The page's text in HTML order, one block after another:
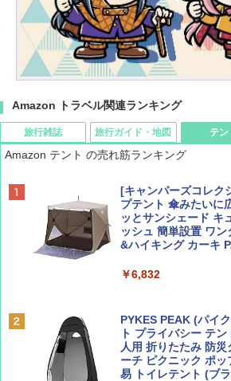
Amazon トラベル関連ランキング
旅行雑誌
ディズニーファン
誌] (ＤＩＳＮＥＹ
￥713
￥1,540
旅行ガイド・地図
D40 地球の歩き方 チ
力的な町 2026～
￥2,079
￥2,479
テン
Amazon テント の売れ筋ランキング
[キャンパーズコレク
プテント 傘みたいに
ッとサンシェード キ
ッシュ 簡単設置 ワ
&ハイキング カーキ
￥6,832
PYKES PEAK (パイ
ト プライバシー テ
人用 折りたたみ 防
ーチ ピクニック ポ
易 トイレテント (ブ